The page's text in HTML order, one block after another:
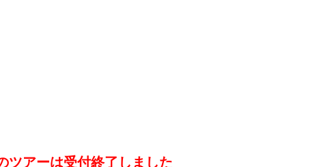
ツアーは受付終了しました